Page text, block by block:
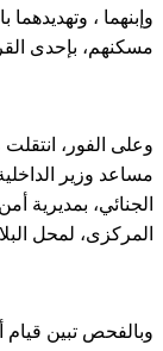
وإبنهما ،
مسكنهم، بإحدى
وعلى الفور،
مساعد وزير
الجنائي، بمديرية
المركزى، لمحل
وبالفحص تبين قيام